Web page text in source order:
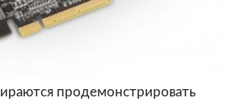
продемонстрировать